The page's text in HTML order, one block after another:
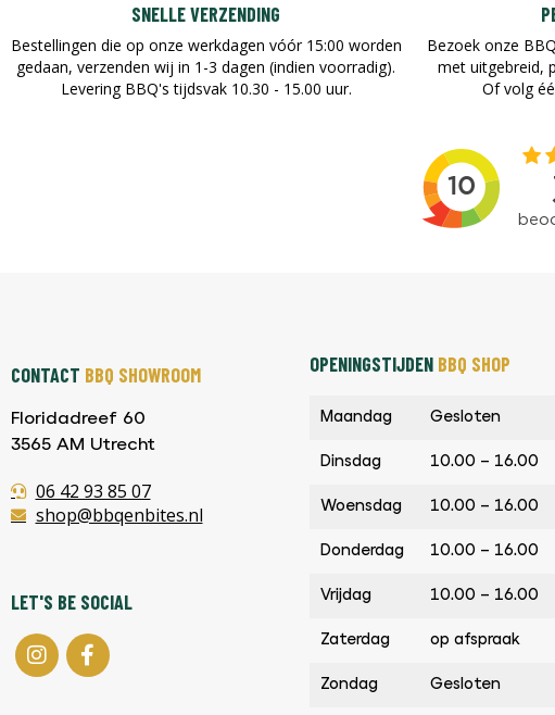
SNELLE VERZENDING
Bestellingen die op onze werkdagen vóór 15:00 worden
gedaan, verzenden wij in 1-3 dagen (indien voorradig).
Levering BBQ's tijdsvak 10.30 - 15.00 uur.
Bezoek onze
met uitgebreid,
Of volg
CONTACT BBQ SHOWROOM
Floridadreef 60
3565 AM Utrecht
06 42 93 85 07
shop@bbqenbites.nl
LET'S BE SOCIAL
OPENINGSTIJDEN BBQ SHOP
Maandag Gesloten
Dinsdag 10.00 – 16.00
Woensdag 10.00 – 16.00
Donderdag 10.00 – 16.00
Vrijdag 10.00 – 16.00
Zaterdag op afspraak
Zondag Gesloten